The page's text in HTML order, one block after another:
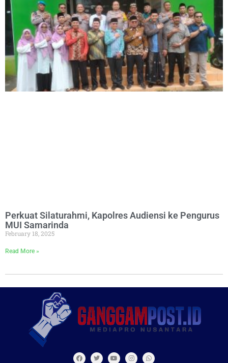
Perkuat Silaturahmi, Kapolres Audiensi ke Pengurus
MUI Samarinda
February 18, 2025
Read More »